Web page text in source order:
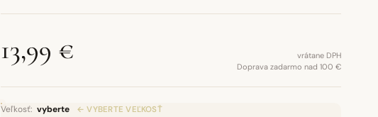
13,99 €
vrátane DPH
Doprava zadarmo nad 100 €
Veľkosť: vyberte ← VYBERTE VEĽKOSŤ